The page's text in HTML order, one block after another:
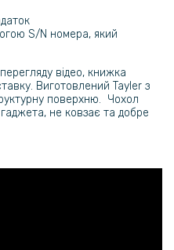
Tempered Glass для
S/N номера, який
відео, книжка
Виготовлений Tayler з
поверхню. Чохол
не ковзає та добре